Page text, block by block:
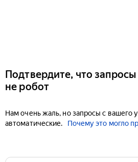
Подтвердите, что
не робот
Нам очень жаль, но запросы с вашего
автоматические.
Почему это могло